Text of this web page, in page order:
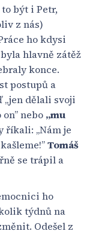
být i Petr,
z nás)
ho kdysi
hlavně zátěž
konce.
postupů a
dělali svoji
nebo „mu
říkali: „Nám je
Tomáš
se trápil a
ho
týdnů na
Odešel z